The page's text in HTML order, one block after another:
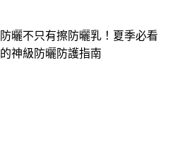
防曬不只有擦防曬乳！夏季必看
的神級防曬防護指南